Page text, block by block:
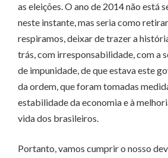
as eleições. O ano de 2014 não está
neste instante, mas seria como
respiramos, deixar de trazer a
trás, com irresponsabilidade, com a
de impunidade, de que estava este
da ordem, que foram tomadas
estabilidade da economia e à
vida dos brasileiros.
Portanto, vamos cumprir o nosso